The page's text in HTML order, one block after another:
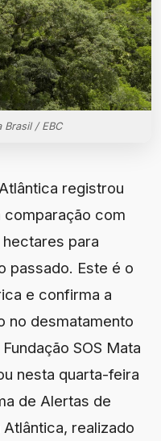
Brasil / EBC
registrou
comparação com
para
passado. Este é o
e confirma a
no desmatamento
SOS Mata
nesta quarta-feira
de Alertas de
realizado